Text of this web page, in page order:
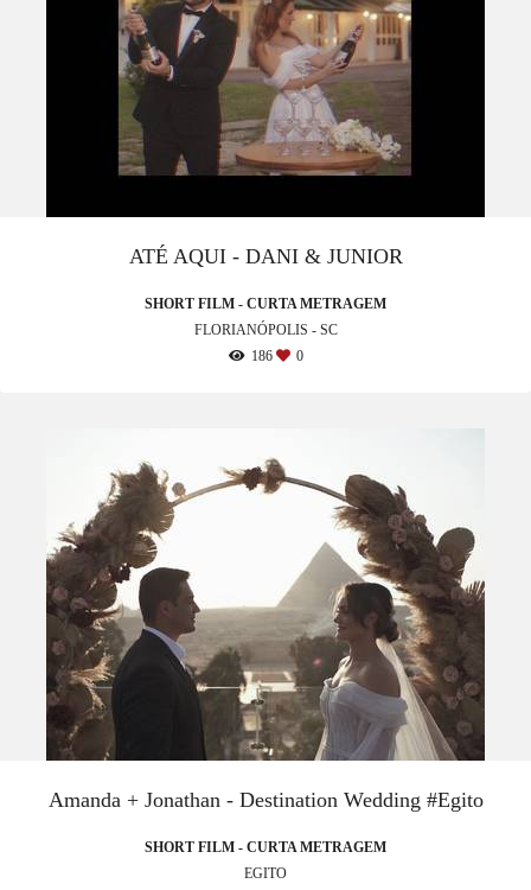
ATÉ AQUI - DANI & JUNIOR
SHORT FILM - CURTA METRAGEM
FLORIANÓPOLIS - SC
186
0
Amanda + Jonathan - Destination Wedding #Egito
SHORT FILM - CURTA METRAGEM
EGITO